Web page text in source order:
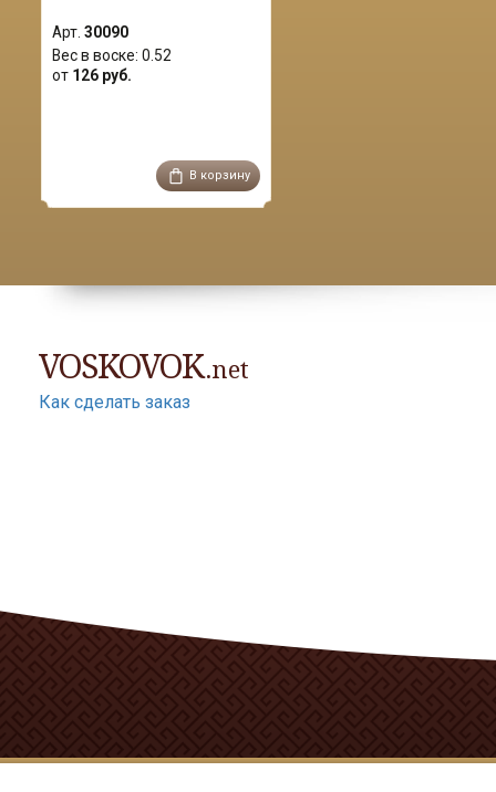
Арт. 30090
Вес в воске: 0.52
от 126 руб.
В корзину
VOSKOVOK.net
Как сделать заказ